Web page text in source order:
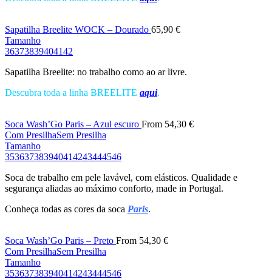
Sapatilha Breelite WOCK – Dourado 65,90 €
Tamanho
36373839404142
Sapatilha Breelite: no trabalho como ao ar livre.
Descubra toda a linha BREELITE aqui.
Soca Wash’Go Paris – Azul escuro From 54,30 €
Com PresilhaSem Presilha
Tamanho
353637383940414243444546
Soca de trabalho em pele lavável, com elásticos. Qualidade e
segurança aliadas ao máximo conforto, made in Portugal.
Conheça todas as cores da soca Paris.
Soca Wash’Go Paris – Preto From 54,30 €
Com PresilhaSem Presilha
Tamanho
353637383940414243444546